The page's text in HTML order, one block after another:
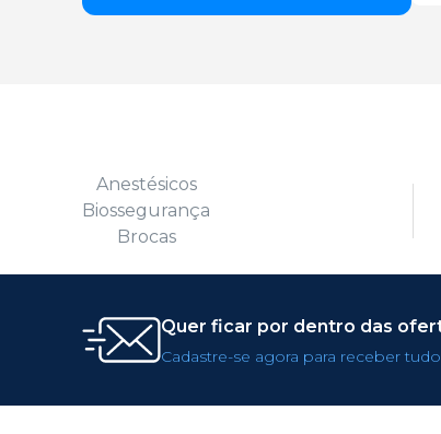
Anestésicos
Biossegurança
Brocas
Quer ficar por dentro das
Cadastre-se agora para receber